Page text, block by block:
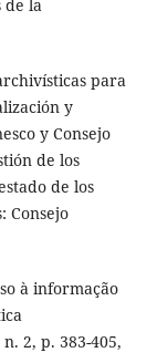
de la
para
y
y Consejo
de los
de los
Consejo
à informação
2, p. 383-405,